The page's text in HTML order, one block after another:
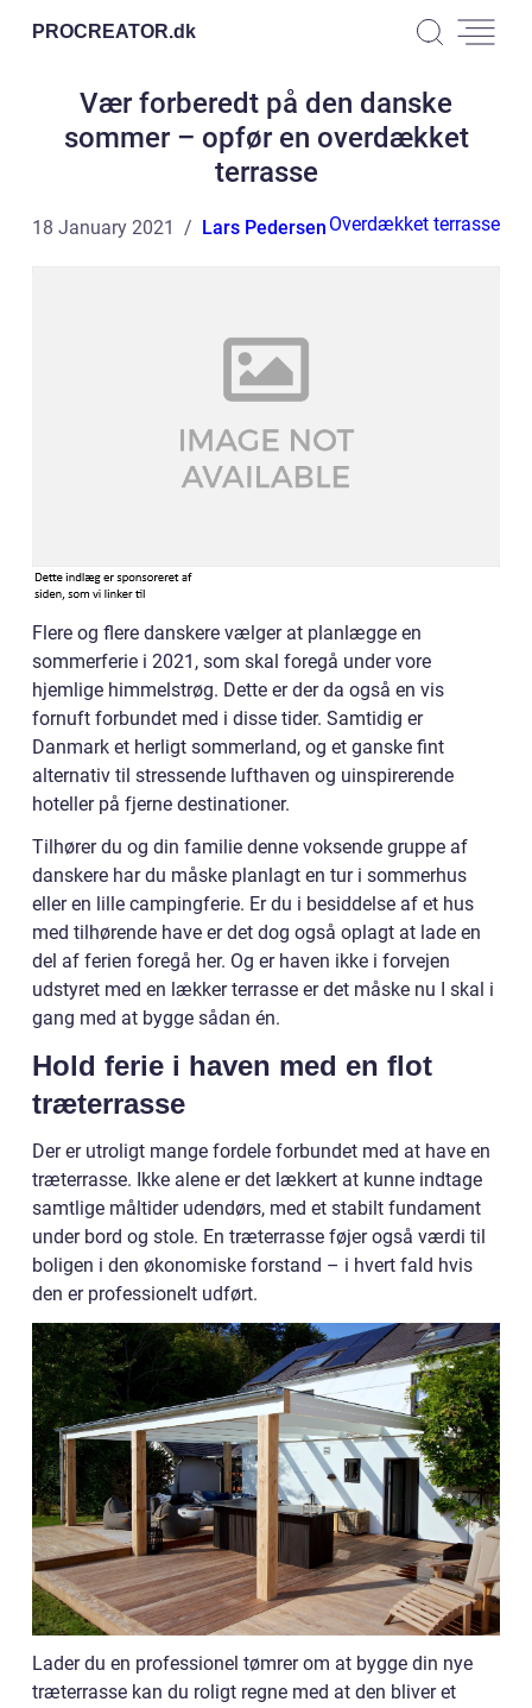
PROCREATOR.dk
Vær forberedt på den danske
sommer – opfør en overdækket
terrasse
18 January 2021 Lars Pedersen Overdækket terrasse
Flere og flere danskere vælger at planlægge en
sommerferie i 2021, som skal foregå under vore
hjemlige himmelstrøg. Dette er der da også en vis
fornuft forbundet med i disse tider. Samtidig er
Danmark et herligt sommerland, og et ganske fint
alternativ til stressende lufthaven og uinspirerende
hoteller på fjerne destinationer.
Tilhører du og din familie denne voksende gruppe af
danskere har du måske planlagt en tur i sommerhus
eller en lille campingferie. Er du i besiddelse af et hus
med tilhørende have er det dog også oplagt at lade en
del af ferien foregå her. Og er haven ikke i forvejen
udstyret med en lækker terrasse er det måske nu I skal i
gang med at bygge sådan én.
Hold ferie i haven med en flot
træterrasse
Der er utroligt mange fordele forbundet med at have en
træterrasse. Ikke alene er det lækkert at kunne indtage
samtlige måltider udendørs, med et stabilt fundament
under bord og stole. En træterrasse føjer også værdi til
boligen i den økonomiske forstand – i hvert fald hvis
den er professionelt udført.
Lader du en professionel tømrer om at bygge din nye
træterrasse kan du roligt regne med at den bliver et